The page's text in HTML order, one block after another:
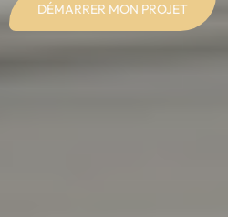
DÉMARRER MON PROJET